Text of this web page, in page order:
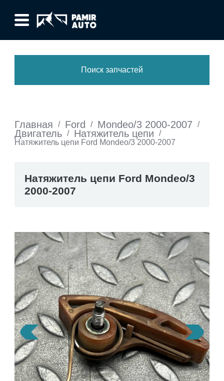
Поиск запчастей
Главная / Ford / Mondeo/3 2000-2007 /
Двигатель / Натяжитель цепи
/
Натяжитель цепи Ford Mondeo/3 2000-2007
Натяжитель цепи Ford Mondeo/3
2000-2007